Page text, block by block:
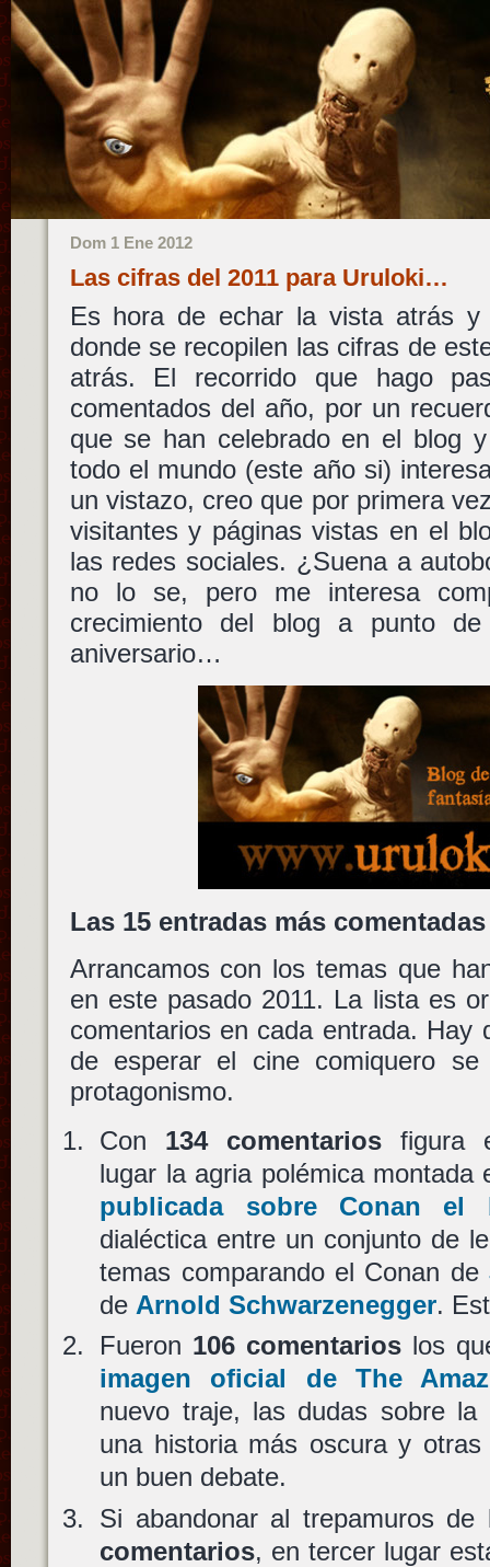
Dom 1 Ene 2012
Las cifras del 2011 para Uruloki…
Es hora de echar la vista atrás y
donde se recopilen las cifras de
atrás. El recorrido que hago
comentados del año, por un
que se han celebrado en el blog
todo el mundo (este año si)
un vistazo, creo que por primera
visitantes y páginas vistas en el
las redes sociales. ¿Suena a
no lo se, pero me interesa
crecimiento del blog a punto
aniversario…
Las 15 entradas más comentadas
Arrancamos con los temas que
en este pasado 2011. La lista es
comentarios en cada entrada. Hay
de esperar el cine comiquero
protagonismo.
Con 134 comentariosfigura
lugar la agria polémica
publicada sobre Conan el
dialéctica entre un conjunto de
temas comparando el Conan de
de Arnold Schwarzenegger.
Fueron 106 comentarios los
imagen oficial de The
nuevo traje, las dudas sobre la
una historia más oscura y otras
un buen debate.
Si abandonar al trepamuros
comentarios, en tercer lugar